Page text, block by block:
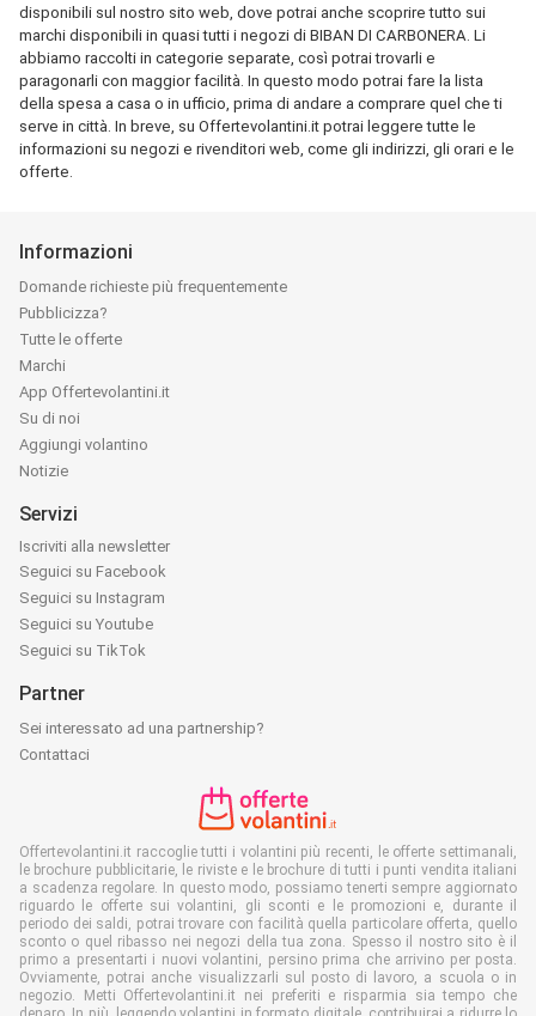
disponibili sul nostro sito web, dove potrai anche scoprire tutto sui
marchi disponibili in quasi tutti i negozi di BIBAN DI CARBONERA. Li
abbiamo raccolti in categorie separate, così potrai trovarli e
paragonarli con maggior facilità. In questo modo potrai fare la lista
della spesa a casa o in ufficio, prima di andare a comprare quel che ti
serve in città. In breve, su Offertevolantini.it potrai leggere tutte le
informazioni su negozi e rivenditori web, come gli indirizzi, gli orari e le
offerte.
Informazioni
Domande richieste più frequentemente
Pubblicizza?
Tutte le offerte
Marchi
App Offertevolantini.it
Su di noi
Aggiungi volantino
Notizie
Servizi
Iscriviti alla newsletter
Seguici su Facebook
Seguici su Instagram
Seguici su Youtube
Seguici su TikTok
Partner
Sei interessato ad una partnership?
Contattaci
Offertevolantini.it raccoglie tutti i volantini più recenti, le offerte settimanali,
le brochure pubblicitarie, le riviste e le brochure di tutti i punti vendita italiani
a scadenza regolare. In questo modo, possiamo tenerti sempre aggiornato
riguardo le offerte sui volantini, gli sconti e le promozioni e, durante il
periodo dei saldi, potrai trovare con facilità quella particolare offerta, quello
sconto o quel ribasso nei negozi della tua zona. Spesso il nostro sito è il
primo a presentarti i nuovi volantini, persino prima che arrivino per posta.
Ovviamente, potrai anche visualizzarli sul posto di lavoro, a scuola o in
negozio. Metti Offertevolantini.it nei preferiti e risparmia sia tempo che